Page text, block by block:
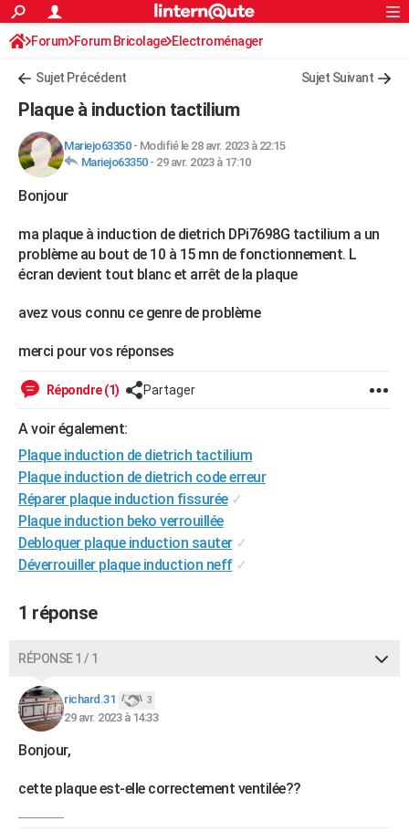
ACTUALITÉS
Politique
Société
Faits Divers
Education
Monde
Villes
+
FINANCE
Retraite
Impôts
Epargne
Immobilier
Risques naturels par ville
Banque
Assurance
Crédit
AUTO
Essais
Réserver un essai
Citadines
Berlines
SUV
Forum auto
+HIGH-TECH
Mobiles
Meilleur smartphone
Internet
Ordinateurs
Jeux vidéo
Guide high-tech
+BRICOLAGE
Forum
Aménagement intérieur
Extérieur
Cuisine
Salle de bains
Jardinage
Rangement
WEEK-END
Guides de France
Escapades
Patrimoine
Expositions
Musées
Week-end nature
+LIFESTYLE
Art de vivre
Bien-être
Loisirs
Mode
Modes de vie
SANTE
Alimentation
Guide de la santé
Maladies
Médicaments
Sommeil
VOYAGE
Destinations
City break
Voyage nature
Voyage de noces
Forum
Climat
+PHOTO
GUIDES D'ACHAT
BONS PLANS
CARTE DE VOEUX
Carte de Noël
Carte Bonne année
Carte Saint-Valentin
Carte Pâques
Carte d'anniversaire
Dictionnaire
Biographies
Citations
Expressions
Proverbes
PROGRAMME TV
COPAINS D'AVANT
S'inscrire
Se connecter
Lycées
Collèges
Primaires
Universités
Entreprises
Service militaire
Avis de recherche
AVIS DE DÉCÈS
FORUM
Bricolage
Lifestyle
Culture
Sport
Auto
Television
Voyage
Cinema
S'inscrire
Connexion
Forum Forum Bricolage Electroménager
Sujet Précédent Sujet Suivant
Plaque à induction tactilium
Mariejo63350- Modifié le 28 avr. 2023 à 22:15
Mariejo63350- 29 avr. 2023 à 17:10
Bonjour
ma plaque à induction de dietrich DPi7698G tactilium a un
problème au bout de 10 à 15 mn de fonctionnement. L
écran devient tout blanc et arrêt de la plaque
avez vous connu ce genre de problème
merci pour vos réponses
Répondre (1) Partager
A voir également:
Plaque induction de dietrich tactilium
Plaque induction de dietrich code erreur
Réparer plaque induction fissurée ✓
Plaque induction beko verrouillée
Debloquer plaque induction sauter ✓
Déverrouiller plaque induction neff ✓
1 réponse
RÉPONSE 1 / 1
richard.31 3
29 avr. 2023 à 14:33
Bonjour,
cette plaque est-elle correctement ventilée??